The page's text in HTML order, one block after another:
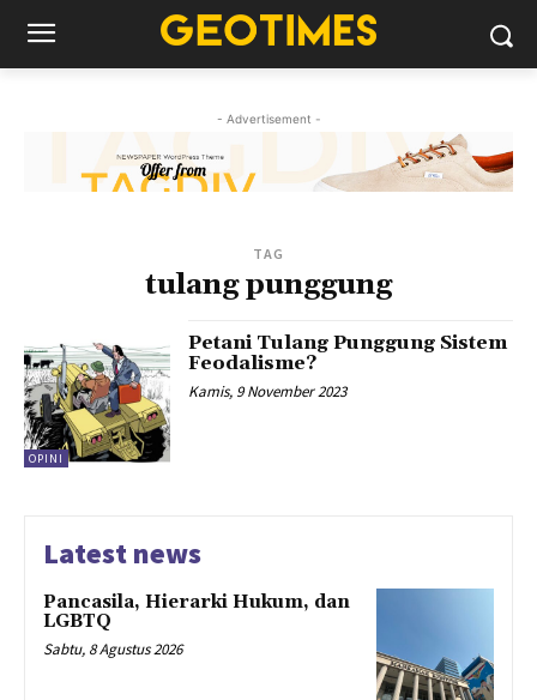
- Advertisement -
TAG
tulang punggung
OPINI
Petani Tulang Punggung Sistem
Feodalisme?
Kamis, 9 November 2023
Latest news
Pancasila, Hierarki Hukum, dan
LGBTQ
Sabtu, 8 Agustus 2026